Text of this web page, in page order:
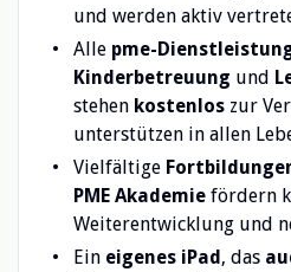
und werden aktiv
Alle pme-
Kinderbetreuung und
stehen kostenloszur
unterstützen in allen
Vielfältige
PME Akademiefördern
Weiterentwicklung und
Ein eigenes iPad, das